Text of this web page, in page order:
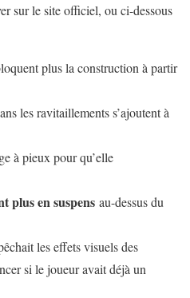
sur le site officiel, ou ci-dessous
plus la construction à partir
les ravitaillements s’ajoutent à
à pieux pour qu’elle
plus en suspens au-dessus du
les effets visuels des
si le joueur avait déjà un